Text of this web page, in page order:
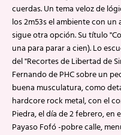
cuerdas. Un tema veloz de
los 2m53s el ambiente con
sigue otra opción. Su título
una para parar a cien). Lo
del "Recortes de Libertad de
Fernando de PHC sobre un
buena musculatura, como
hardcore rock metal, con el
Piedra, el día de 2 febrero, en
Payaso Fofó -pobre calle,